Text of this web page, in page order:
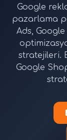
Google
pazarlama
Ads,
stratejileri.
Google